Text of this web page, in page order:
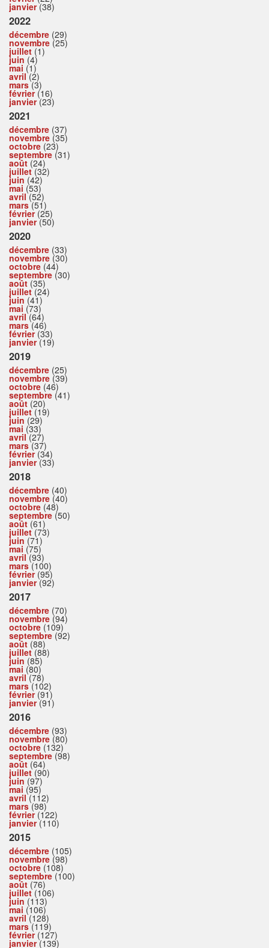
janvier(38)
2022
décembre (29)
novembre (25)
juillet (1)
juin (4)
mai (1)
avril(2)
mars(3)
février(16)
janvier(23)
2021
décembre (37)
novembre (35)
octobre (23)
septembre (31)
août (24)
juillet(32)
juin (42)
mai (53)
avril(52)
mars(51)
février(25)
janvier(50)
2020
décembre (33)
novembre (30)
octobre (44)
septembre (30)
août (35)
juillet(24)
juin (41)
mai (73)
avril(64)
mars(46)
février(33)
janvier(19)
2019
décembre (25)
novembre (39)
octobre (46)
septembre (41)
août (20)
juillet(19)
juin (29)
mai (33)
avril(27)
mars(37)
février(34)
janvier(33)
2018
décembre (40)
novembre (40)
octobre (48)
septembre (50)
août (61)
juillet(73)
juin (71)
mai (75)
avril(93)
mars(100)
février(95)
janvier(92)
2017
décembre (70)
novembre (94)
octobre (109)
septembre (92)
août (88)
juillet(88)
juin (85)
mai (80)
avril(78)
mars(102)
février(91)
janvier(91)
2016
décembre (93)
novembre (80)
octobre (132)
septembre (98)
août (64)
juillet(90)
juin (97)
mai (95)
avril(112)
mars(98)
février(122)
janvier(110)
2015
décembre (105)
novembre (98)
octobre (108)
septembre (100)
août (76)
juillet(106)
juin (113)
mai (106)
avril(128)
mars(119)
février(127)
janvier(139)